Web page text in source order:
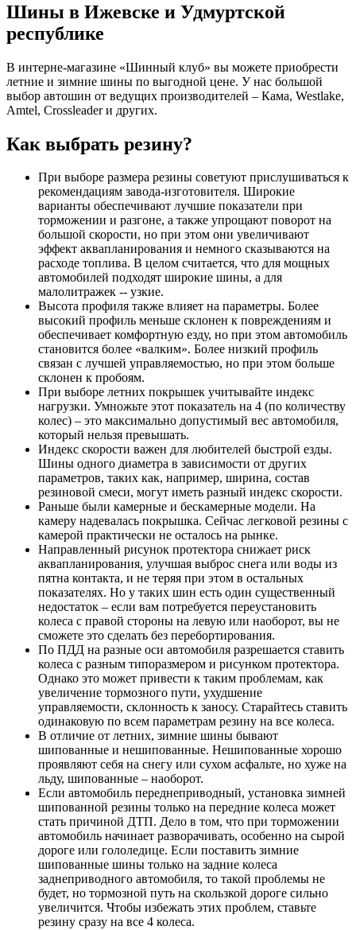
Шины в Ижевске и Удмуртской
республике
В интерне-магазине «Шинный клуб» вы можете приобрести
летние и зимние шины по выгодной цене. У нас большой
выбор автошин от ведущих производителей – Кама, Westlake,
Amtel, Crossleader и других.
Как выбрать резину?
При выборе размера резины советуют прислушиваться к
рекомендациям завода-изготовителя. Широкие
варианты обеспечивают лучшие показатели при
торможении и разгоне, а также упрощают поворот на
большой скорости, но при этом они увеличивают
эффект аквапланирования и немного сказываются на
расходе топлива. В целом считается, что для мощных
автомобилей подходят широкие шины, а для
малолитражек -- узкие.
Высота профиля также влияет на параметры. Более
высокий профиль меньше склонен к повреждениям и
обеспечивает комфортную езду, но при этом автомобиль
становится более «валким». Более низкий профиль
связан с лучшей управляемостью, но при этом больше
склонен к пробоям.
При выборе летних покрышек учитывайте индекс
нагрузки. Умножьте этот показатель на 4 (по количеству
колес) – это максимально допустимый вес автомобиля,
который нельзя превышать.
Индекс скорости важен для любителей быстрой езды.
Шины одного диаметра в зависимости от других
параметров, таких как, например, ширина, состав
резиновой смеси, могут иметь разный индекс скорости.
Раньше были камерные и бескамерные модели. На
камеру надевалась покрышка. Сейчас легковой резины с
камерой практически не осталось на рынке.
Направленный рисунок протектора снижает риск
аквапланирования, улучшая выброс снега или воды из
пятна контакта, и не теряя при этом в остальных
показателях. Но у таких шин есть один существенный
недостаток – если вам потребуется переустановить
колеса с правой стороны на левую или наоборот, вы не
сможете это сделать без перебортирования.
По ПДД на разные оси автомобиля разрешается ставить
колеса с разным типоразмером и рисунком протектора.
Однако это может привести к таким проблемам, как
увеличение тормозного пути, ухудшение
управляемости, склонность к заносу. Старайтесь ставить
одинаковую по всем параметрам резину на все колеса.
В отличие от летних, зимние шины бывают
шипованные и нешипованные. Нешипованные хорошо
проявляют себя на снегу или сухом асфальте, но хуже на
льду, шипованные – наоборот.
Если автомобиль переднеприводный, установка зимней
шипованной резины только на передние колеса может
стать причиной ДТП. Дело в том, что при торможении
автомобиль начинает разворачивать, особенно на сырой
дороге или гололедице. Если поставить зимние
шипованные шины только на задние колеса
заднеприводного автомобиля, то такой проблемы не
будет, но тормозной путь на скользкой дороге сильно
увеличится. Чтобы избежать этих проблем, ставьте
резину сразу на все 4 колеса.